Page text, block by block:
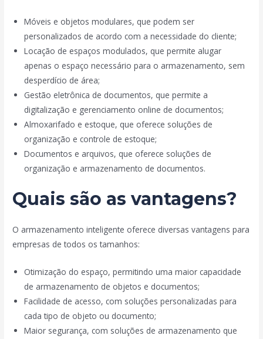
Móveis e objetos modulares, que podem ser
personalizados de acordo com a necessidade do cliente;
Locação de espaços modulados, que permite alugar
apenas o espaço necessário para o armazenamento, sem
desperdício de área;
Gestão eletrônica de documentos, que permite a
digitalização e gerenciamento online de documentos;
Almoxarifado e estoque, que oferece soluções de
organização e controle de estoque;
Documentos e arquivos, que oferece soluções de
organização e armazenamento de documentos.
Quais são as vantagens?
O armazenamento inteligente oferece diversas vantagens para
empresas de todos os tamanhos:
Otimização do espaço, permitindo uma maior capacidade
de armazenamento de objetos e documentos;
Facilidade de acesso, com soluções personalizadas para
cada tipo de objeto ou documento;
Maior segurança, com soluções de armazenamento que